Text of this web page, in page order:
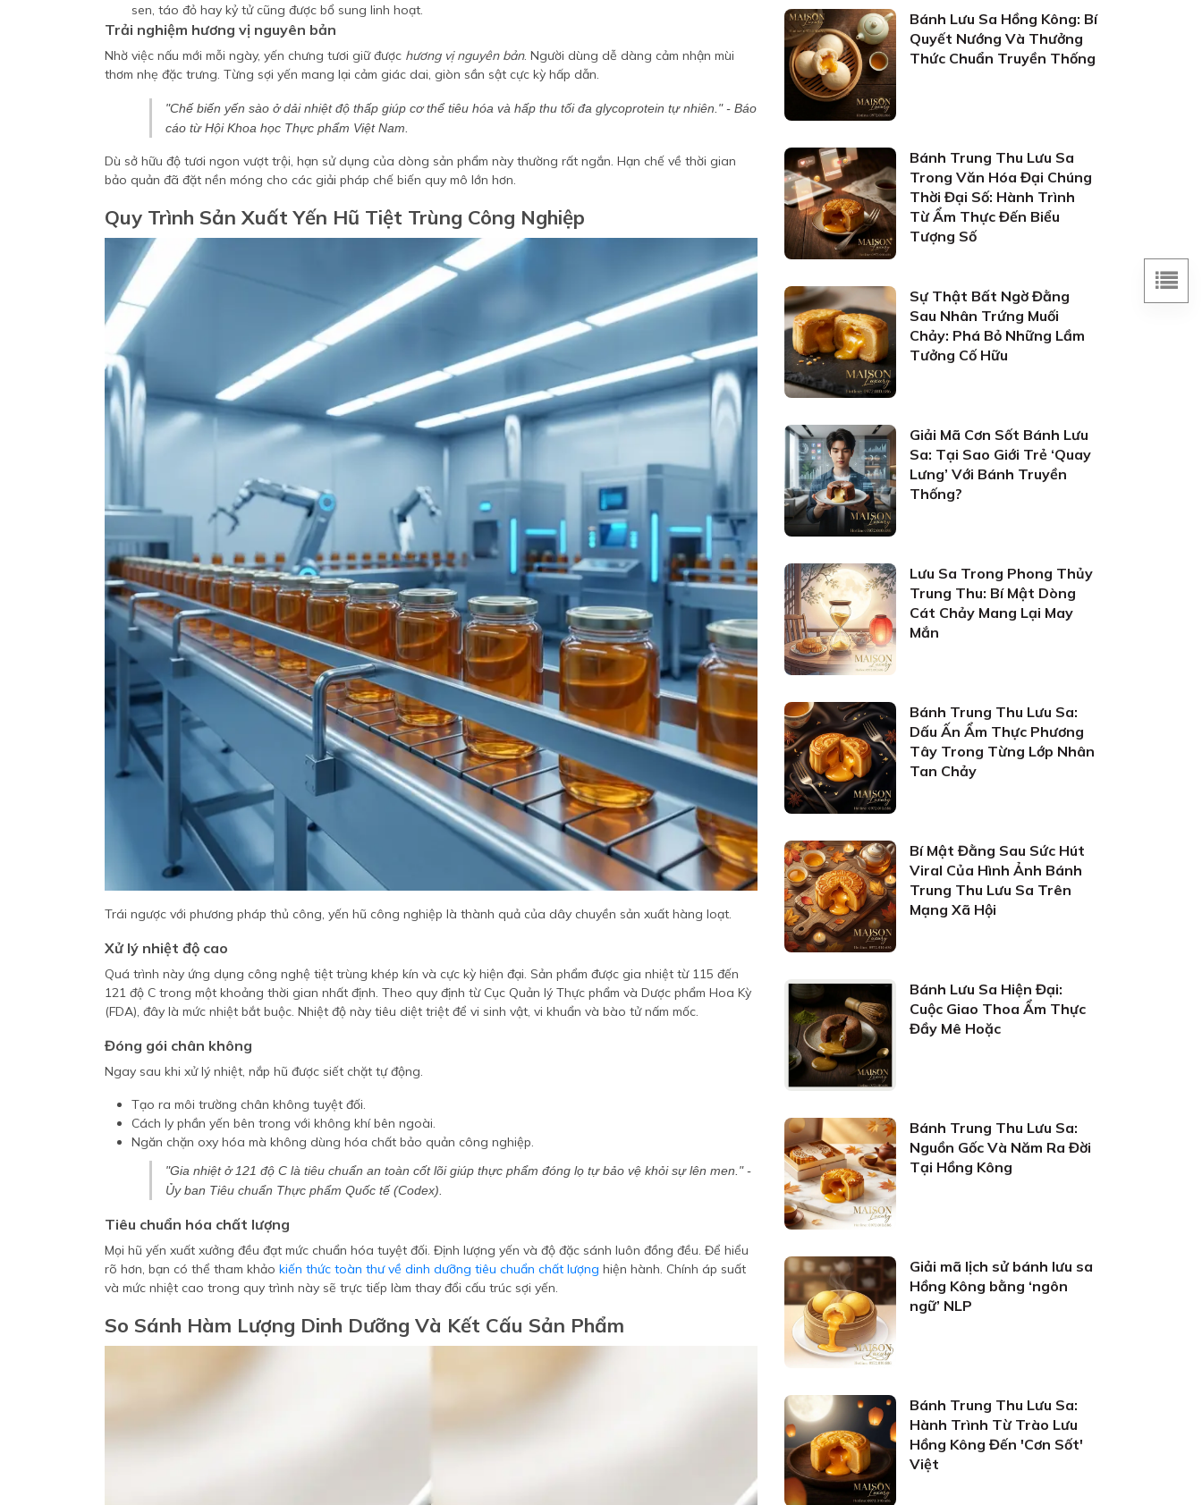
sen, táo đỏ hay kỷ tử cũng được bổ sung linh hoạt.
Trải nghiệm hương vị nguyên bản
Nhờ việc nấu mới mỗi ngày, yến chưng tươi giữ được hương vị nguyên bản. Người dùng dễ dàng cảm nhận mùi
thơm nhẹ đặc trưng. Từng sợi yến mang lại cảm giác dai, giòn sần sật cực kỳ hấp dẫn.
"Chế biến yến sào ở dải nhiệt độ thấp giúp cơ thể tiêu hóa và hấp thu tối đa glycoprotein tự nhiên." - Báo
cáo từ Hội Khoa học Thực phẩm Việt Nam.
Dù sở hữu độ tươi ngon vượt trội, hạn sử dụng của dòng sản phẩm này thường rất ngắn. Hạn chế về thời gian
bảo quản đã đặt nền móng cho các giải pháp chế biến quy mô lớn hơn.
Quy Trình Sản Xuất Yến Hũ Tiệt Trùng Công Nghiệp
Trái ngược với phương pháp thủ công, yến hũ công nghiệp là thành quả của dây chuyền sản xuất hàng loạt.
Xử lý nhiệt độ cao
Quá trình này ứng dụng công nghệ tiệt trùng khép kín và cực kỳ hiện đại. Sản phẩm được gia nhiệt từ 115 đến
121 độ C trong một khoảng thời gian nhất định. Theo quy định từ Cục Quản lý Thực phẩm và Dược phẩm Hoa Kỳ
(FDA), đây là mức nhiệt bắt buộc. Nhiệt độ này tiêu diệt triệt để vi sinh vật, vi khuẩn và bào tử nấm mốc.
Đóng gói chân không
Ngay sau khi xử lý nhiệt, nắp hũ được siết chặt tự động.
Tạo ra môi trường chân không tuyệt đối.
Cách ly phần yến bên trong với không khí bên ngoài.
Ngăn chặn oxy hóa mà không dùng hóa chất bảo quản công nghiệp.
"Gia nhiệt ở 121 độ C là tiêu chuẩn an toàn cốt lõi giúp thực phẩm đóng lọ tự bảo vệ khỏi sự lên men." -
Ủy ban Tiêu chuẩn Thực phẩm Quốc tế (Codex).
Tiêu chuẩn hóa chất lượng
Mọi hũ yến xuất xưởng đều đạt mức chuẩn hóa tuyệt đối. Định lượng yến và độ đặc sánh luôn đồng đều. Để hiểu
rõ hơn, bạn có thể tham khảo kiến thức toàn thư về dinh dưỡng tiêu chuẩn chất lượng hiện hành. Chính áp suất
và mức nhiệt cao trong quy trình này sẽ trực tiếp làm thay đổi cấu trúc sợi yến.
So Sánh Hàm Lượng Dinh Dưỡng Và Kết Cấu Sản Phẩm
Bánh Lưu Sa Hồng Kông: Bí
Quyết Nướng Và Thưởng
Thức Chuẩn Truyền Thống
Bánh Trung Thu Lưu Sa
Trong Văn Hóa Đại Chúng
Thời Đại Số: Hành Trình
Từ Ẩm Thực Đến Biểu
Tượng Số
Sự Thật Bất Ngờ Đằng
Sau Nhân Trứng Muối
Chảy: Phá Bỏ Những Lầm
Tưởng Cố Hữu
Giải Mã Cơn Sốt Bánh Lưu
Sa: Tại Sao Giới Trẻ ‘Quay
Lưng’ Với Bánh Truyền
Thống?
Lưu Sa Trong Phong Thủy
Trung Thu: Bí Mật Dòng
Cát Chảy Mang Lại May
Mắn
Bánh Trung Thu Lưu Sa:
Dấu Ấn Ẩm Thực Phương
Tây Trong Từng Lớp Nhân
Tan Chảy
Bí Mật Đằng Sau Sức Hút
Viral Của Hình Ảnh Bánh
Trung Thu Lưu Sa Trên
Mạng Xã Hội
Bánh Lưu Sa Hiện Đại:
Cuộc Giao Thoa Ẩm Thực
Đầy Mê Hoặc
Bánh Trung Thu Lưu Sa:
Nguồn Gốc Và Năm Ra Đời
Tại Hồng Kông
Giải mã lịch sử bánh lưu sa
Hồng Kông bằng ‘ngôn
ngữ’ NLP
Bánh Trung Thu Lưu Sa:
Hành Trình Từ Trào Lưu
Hồng Kông Đến 'Cơn Sốt'
Việt